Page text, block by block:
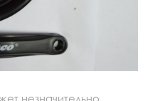
незначительно